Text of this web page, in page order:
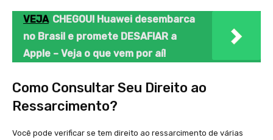
VEJA CHEGOU! Huawei desembarca
no Brasil e promete DESAFIAR a
Apple – Veja o que vem por aí!
Como Consultar Seu Direito ao
Ressarcimento?
Você pode verificar se tem direito ao ressarcimento de várias